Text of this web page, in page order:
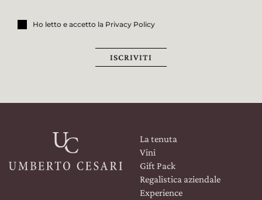
Ho letto e accetto la Privacy Policy
ISCRIVITI
La tenuta
Vini
Gift Pack
Regalistica aziendale
Experience